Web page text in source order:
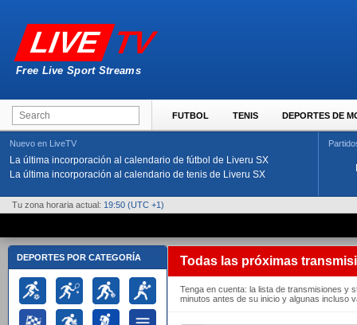
LIVE TV
Free Live Sport Streams
FUTBOL TENIS DEPORTES DE
Nuevo en LiveTV
La última incorporación al calendario de fútbol de Liveru SX
La última incorporación al calendario de tenis de Liveru SX
Tu zona horaria actual: 19:50 (UTC +1)
DEPORTES POR CATEGORÍA Todas las próximas
Tenga en cuenta: la lista de transmisiones y
minutos antes de su inicio y algunas incluso